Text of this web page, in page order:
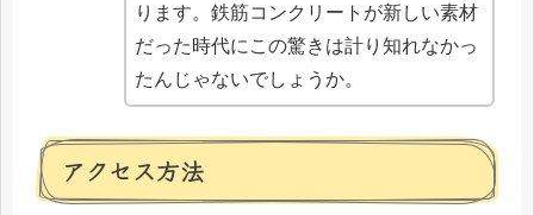
ります。鉄筋コンクリートが新しい素材
だった時代にこの驚きは計り知れなかっ
たんじゃないでしょうか。
アクセス方法